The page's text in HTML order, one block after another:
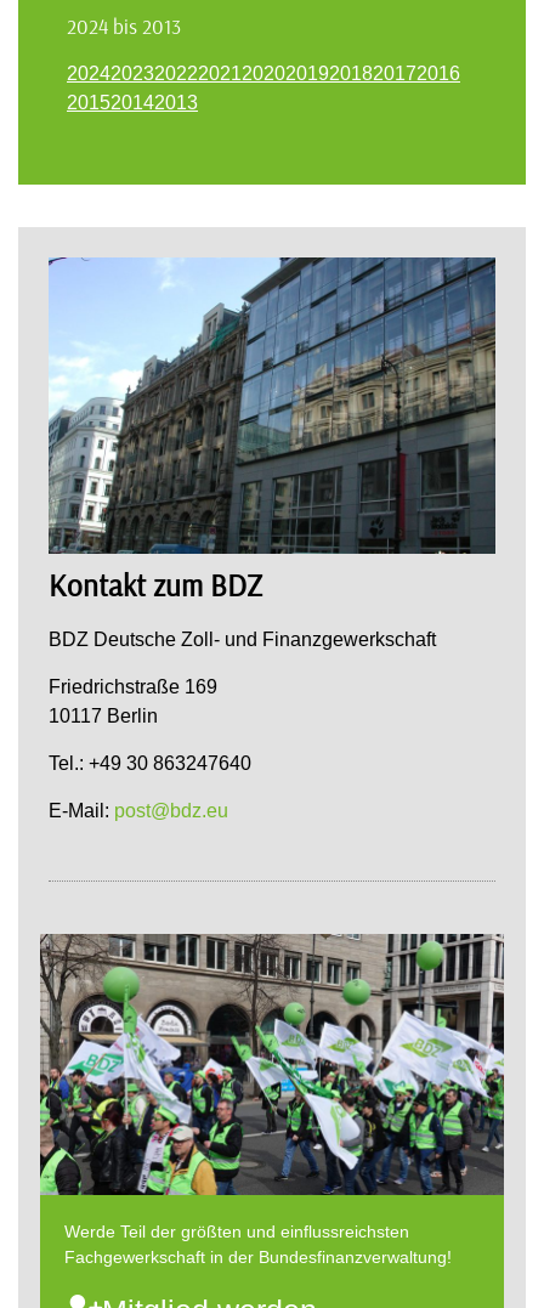
2024 bis 2013
202420232022202120202019201820172016
201520142013
Kontakt zum BDZ
BDZ Deutsche Zoll- und Finanzgewerkschaft
Friedrichstraße 169
10117 Berlin
Tel.: +49 30 863247640
E-Mail: post@bdz.eu
Werde Teil der größten und einflussreichsten
Fachgewerkschaft in der Bundesfinanzverwaltung!